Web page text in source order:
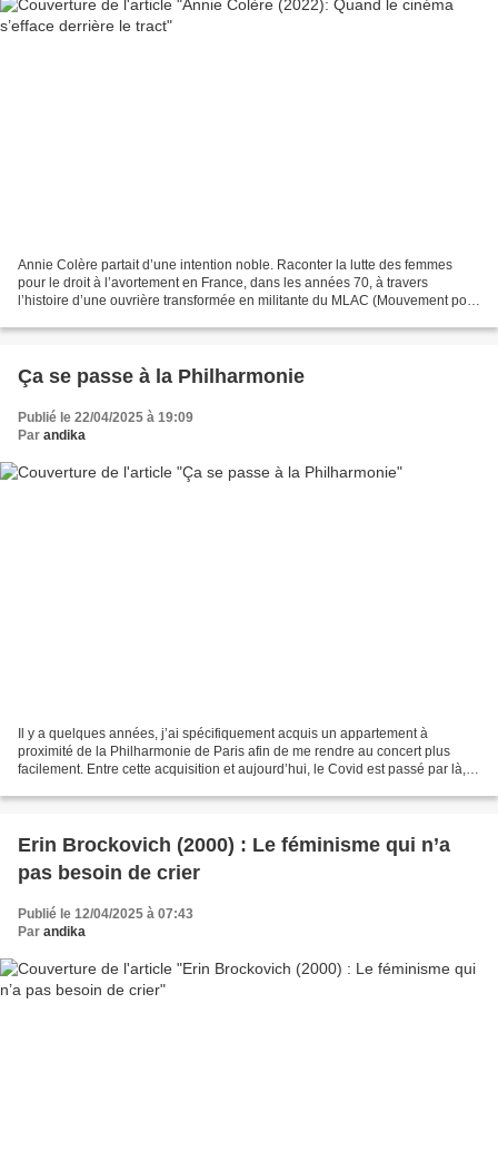
Annie Colère partait d’une intention noble. Raconter la lutte des femmes
pour le droit à l’avortement en France, dans les années 70, à travers
l’histoire d’une ouvrière transformée en militante du MLAC (Mouvement pour
Ça se passe à la Philharmonie
Publié le 22/04/2025 à 19:09
Par andika
Il y a quelques années, j’ai spécifiquement acquis un appartement à
proximité de la Philharmonie de Paris afin de me rendre au concert plus
facilement. Entre cette acquisition et aujourd’hui, le Covid est passé par là, il
Erin Brockovich (2000) : Le féminisme qui n’a
pas besoin de crier
Publié le 12/04/2025 à 07:43
Par andika